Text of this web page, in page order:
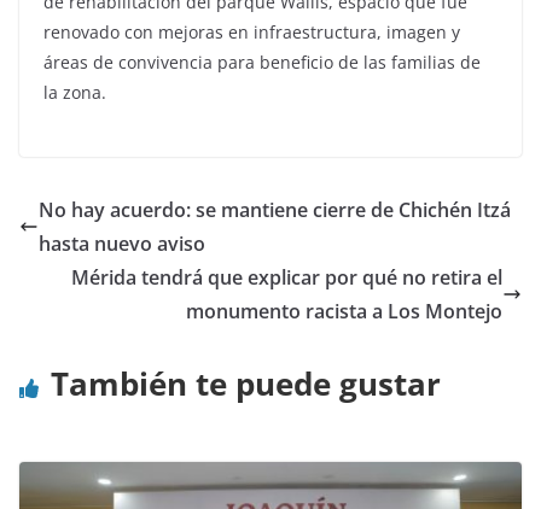
renovado con mejoras en infraestructura, imagen y
áreas de convivencia para beneficio de las familias de
la zona.
No hay acuerdo: se mantiene cierre de Chichén Itzá
hasta nuevo aviso
Mérida tendrá que explicar por qué no retira el
monumento racista a Los Montejo
También te puede gustar